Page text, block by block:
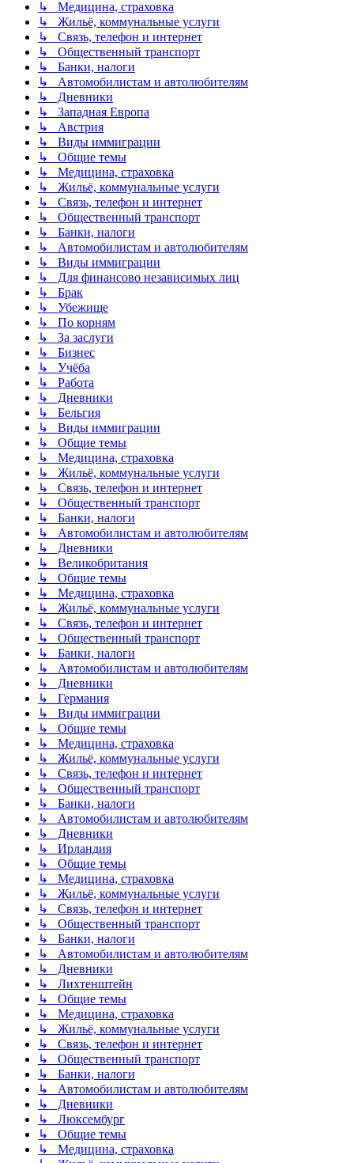
↳ Медицина, страховка
↳ Жильё, коммунальные услуги
↳ Связь, телефон и интернет
↳ Общественный транспорт
↳ Банки, налоги
↳ Автомобилистам и автолюбителям
↳ Дневники
↳ Западная Европа
↳ Австрия
↳ Виды иммиграции
↳ Общие темы
↳ Медицина, страховка
↳ Жильё, коммунальные услуги
↳ Связь, телефон и интернет
↳ Общественный транспорт
↳ Банки, налоги
↳ Автомобилистам и автолюбителям
↳ Виды иммиграции
↳ Для финансово независимых лиц
↳ Брак
↳ Убежище
↳ По корням
↳ За заслуги
↳ Бизнес
↳ Учёба
↳ Работа
↳ Дневники
↳ Бельгия
↳ Виды иммиграции
↳ Общие темы
↳ Медицина, страховка
↳ Жильё, коммунальные услуги
↳ Связь, телефон и интернет
↳ Общественный транспорт
↳ Банки, налоги
↳ Автомобилистам и автолюбителям
↳ Дневники
↳ Великобритания
↳ Общие темы
↳ Медицина, страховка
↳ Жильё, коммунальные услуги
↳ Связь, телефон и интернет
↳ Общественный транспорт
↳ Банки, налоги
↳ Автомобилистам и автолюбителям
↳ Дневники
↳ Германия
↳ Виды иммиграции
↳ Общие темы
↳ Медицина, страховка
↳ Жильё, коммунальные услуги
↳ Связь, телефон и интернет
↳ Общественный транспорт
↳ Банки, налоги
↳ Автомобилистам и автолюбителям
↳ Дневники
↳ Ирландия
↳ Общие темы
↳ Медицина, страховка
↳ Жильё, коммунальные услуги
↳ Связь, телефон и интернет
↳ Общественный транспорт
↳ Банки, налоги
↳ Автомобилистам и автолюбителям
↳ Дневники
↳ Лихтенштейн
↳ Общие темы
↳ Медицина, страховка
↳ Жильё, коммунальные услуги
↳ Связь, телефон и интернет
↳ Общественный транспорт
↳ Банки, налоги
↳ Автомобилистам и автолюбителям
↳ Дневники
↳ Люксембург
↳ Общие темы
↳ Медицина, страховка